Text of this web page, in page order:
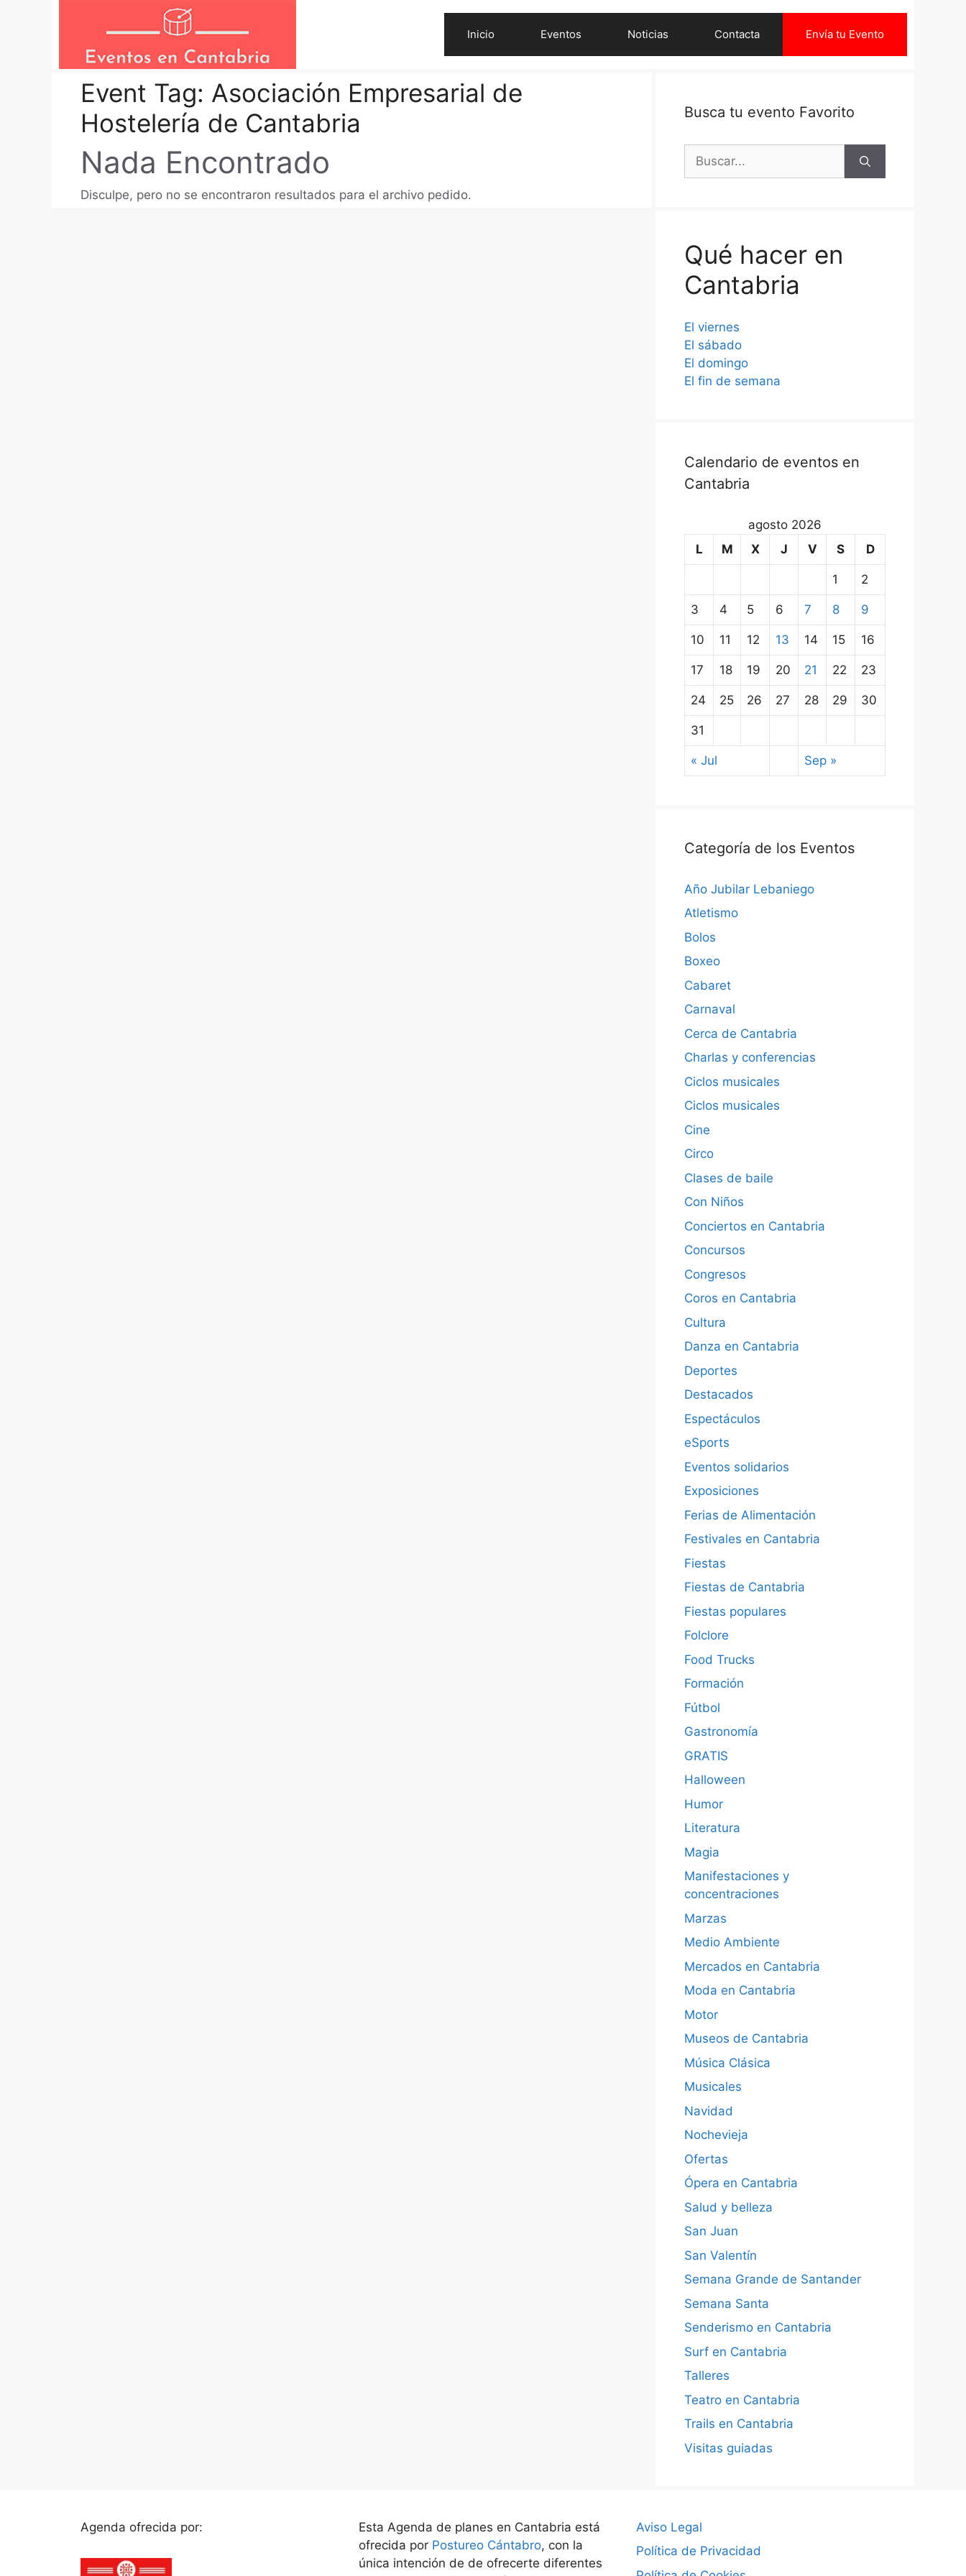
Inicio Eventos Noticias Contacta Envía tu Evento
Event Tag: Asociación Empresarial de
Hostelería de Cantabria
Nada Encontrado
Disculpe, pero no se encontraron resultados para el archivo pedido.
Busca tu evento Favorito
Buscar:
Qué hacer en
Cantabria
El viernes
El sábado
El domingo
El fin de semana
Calendario de eventos en
Cantabria
agosto 2026
L
M X J V S D
1 2
3 4 5 6 7 8 9
10 11 12 13 14 15 16
17 18 19 20 21 22 23
24 25 26 27 28 29 30
31
« Jul Sep »
Categoría de los Eventos
Año Jubilar Lebaniego
Atletismo
Bolos
Boxeo
Cabaret
Carnaval
Cerca de Cantabria
Charlas y conferencias
Ciclos musicales
Ciclos musicales
Cine
Circo
Clases de baile
Con Niños
Conciertos en Cantabria
Concursos
Congresos
Coros en Cantabria
Cultura
Danza en Cantabria
Deportes
Destacados
Espectáculos
eSports
Eventos solidarios
Exposiciones
Ferias de Alimentación
Festivales en Cantabria
Fiestas
Fiestas de Cantabria
Fiestas populares
Folclore
Food Trucks
Formación
Fútbol
Gastronomía
GRATIS
Halloween
Humor
Literatura
Magia
Manifestaciones y
concentraciones
Marzas
Medio Ambiente
Mercados en Cantabria
Moda en Cantabria
Motor
Museos de Cantabria
Música Clásica
Musicales
Navidad
Nochevieja
Ofertas
Ópera en Cantabria
Salud y belleza
San Juan
San Valentín
Semana Grande de Santander
Semana Santa
Senderismo en Cantabria
Surf en Cantabria
Talleres
Teatro en Cantabria
Trails en Cantabria
Visitas guiadas
Agenda ofrecida por:
Esta Agenda de planes en Cantabria está
ofrecida por Postureo Cántabro, con la
única intención de de ofrecerte diferentes
Aviso Legal
Política de Privacidad